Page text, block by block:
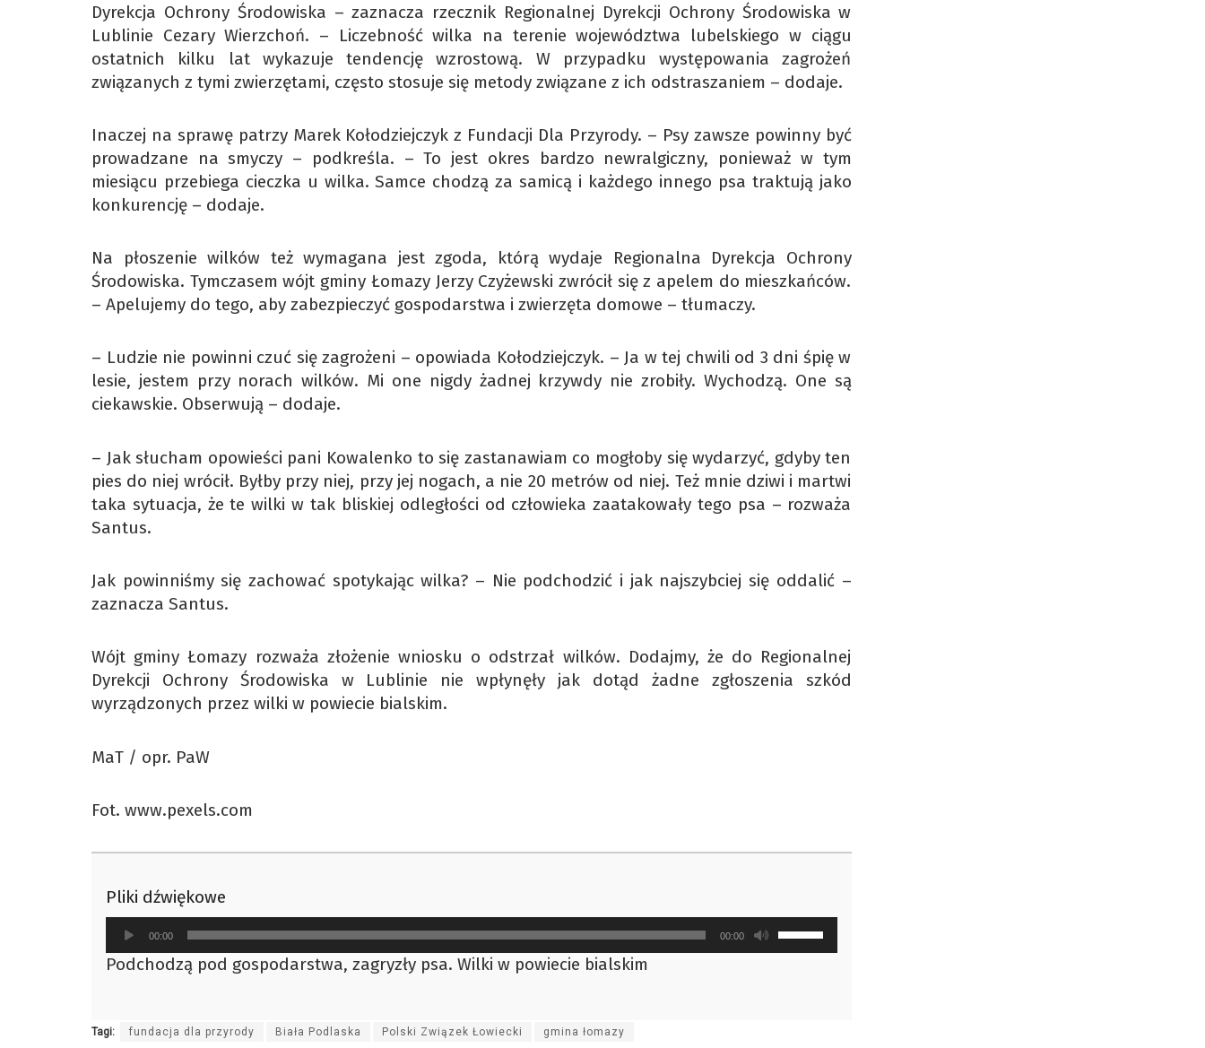
Dyrekcja Ochrony Środowiska – zaznacza rzecznik Regionalnej Dyrekcji Ochrony Środowiska w
Lublinie Cezary Wierzchoń. – Liczebność wilka na terenie województwa lubelskiego w ciągu
ostatnich kilku lat wykazuje tendencję wzrostową. W przypadku występowania zagrożeń
związanych z tymi zwierzętami, często stosuje się metody związane z ich odstraszaniem – dodaje.
Inaczej na sprawę patrzy Marek Kołodziejczyk z Fundacji Dla Przyrody. – Psy zawsze powinny być
prowadzane na smyczy – podkreśla. – To jest okres bardzo newralgiczny, ponieważ w tym
miesiącu przebiega cieczka u wilka. Samce chodzą za samicą i każdego innego psa traktują jako
konkurencję – dodaje.
Na płoszenie wilków też wymagana jest zgoda, którą wydaje Regionalna Dyrekcja Ochrony
Środowiska. Tymczasem wójt gminy Łomazy Jerzy Czyżewski zwrócił się z apelem do mieszkańców.
– Apelujemy do tego, aby zabezpieczyć gospodarstwa i zwierzęta domowe – tłumaczy.
– Ludzie nie powinni czuć się zagrożeni – opowiada Kołodziejczyk. – Ja w tej chwili od 3 dni śpię w
lesie, jestem przy norach wilków. Mi one nigdy żadnej krzywdy nie zrobiły. Wychodzą. One są
ciekawskie. Obserwują – dodaje.
– Jak słucham opowieści pani Kowalenko to się zastanawiam co mogłoby się wydarzyć, gdyby ten
pies do niej wrócił. Byłby przy niej, przy jej nogach, a nie 20 metrów od niej. Też mnie dziwi i martwi
taka sytuacja, że te wilki w tak bliskiej odległości od człowieka zaatakowały tego psa – rozważa
Santus.
Jak powinniśmy się zachować spotykając wilka? – Nie podchodzić i jak najszybciej się oddalić –
zaznacza Santus.
Wójt gminy Łomazy rozważa złożenie wniosku o odstrzał wilków. Dodajmy, że do Regionalnej
Dyrekcji Ochrony Środowiska w Lublinie nie wpłynęły jak dotąd żadne zgłoszenia szkód
wyrządzonych przez wilki w powiecie bialskim.
MaT / opr. PaW
Fot. www.pexels.com
Pliki dźwiękowe
Odtwarzacz
plików
dźwiękowych
00:00 00:00
strzałek
Podchodzą pod gospodarstwa, zagryzły psa. Wilki w powiecie bialskim
Tagi: fundacja dla przyrody Biała Podlaska Polski Związek Łowiecki gmina łomazy